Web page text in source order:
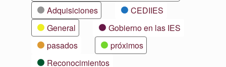
Adquisiciones
CEDIIES
General
Gobierno en las IES
pasados
próximos
Reconocimientos